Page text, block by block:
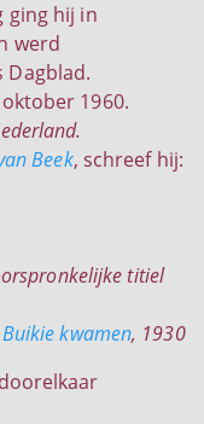
ging hij in
werd
1960.
Beek, schreef hij:
titiel
kwamen, 1930